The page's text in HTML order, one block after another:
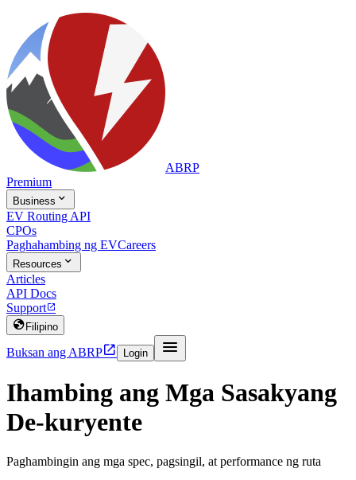
ABRP
Premium
Business 
EV Routing API
CPOs
Paghahambing ng EVCareers
Resources 
Articles
API Docs
Support
 Filipino
Buksan ang ABRP Login 
Ihambing ang Mga Sasakyang
De-kuryente
Paghambingin ang mga spec, pagsingil, at performance ng ruta